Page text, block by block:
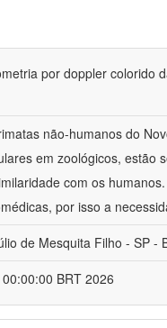
por doppler colorido
não-humanos do
em zoológicos, estão
com os
por isso a
de Mesquita Filho - SP -
BRT 2026